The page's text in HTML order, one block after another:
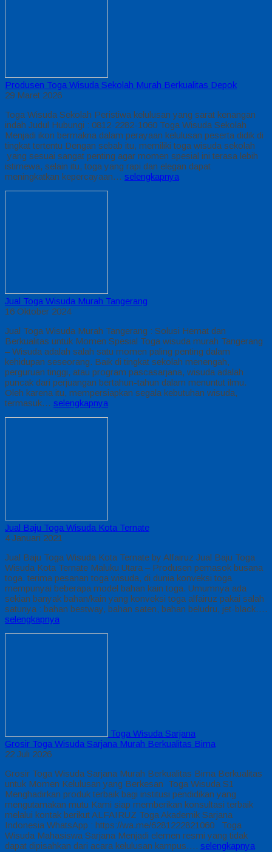
Produsen Toga Wisuda Sekolah Murah Berkualitas Depok
29 Maret 2026
Toga Wisuda Sekolah Peristiwa kelulusan yang sarat kenangan
indah Judul Hubungi : 0812-2282-1060 Toga Wisuda Sekolah
Menjadi ikon bermakna dalam perayaan kelulusan peserta didik di
tingkat tertentu Dengan sebab itu, memiliki toga wisuda sekolah
yang sesuai sangat penting agar momen spesial ini terasa lebih
istimewa, selain itu, toga yang rapi dan elegan dapat
meningkatkan kepercayaan… selengkapnya
Jual Toga Wisuda Murah Tangerang
16 Oktober 2024
Jual Toga Wisuda Murah Tangerang : Solusi Hemat dan
Berkualitas untuk Momen Spesial Toga wisuda murah Tangerang
– Wisuda adalah salah satu momen paling penting dalam
kehidupan seseorang. Baik di tingkat sekolah menengah,
perguruan tinggi, atau program pascasarjana, wisuda adalah
puncak dari perjuangan bertahun-tahun dalam menuntut ilmu.
Oleh karena itu, mempersiapkan segala kebutuhan wisuda,
termasuk… selengkapnya
Jual Baju Toga Wisuda Kota Ternate
4 Januari 2021
Jual Baju Toga Wisuda Kota Ternate by Alfairuz Jual Baju Toga
Wisuda Kota Ternate Maluku Utara – Produsen pemasok busana
toga. terima pesanan toga wisuda, di dunia konveksi toga
mempunyai beberapa model bahan kain toga. Umumnya ada
sekian banyak bahan/kain yang konveksi toga alfairuz pakai salah
satunya : bahan bestway, bahan saten, bahan beludru, jet-black….
selengkapnya
Toga Wisuda Sarjana
Grosir Toga Wisuda Sarjana Murah Berkualitas Bima
22 Juli 2026
Grosir Toga Wisuda Sarjana Murah Berkualitas Bima Berkualitas
untuk Momen Kelulusan yang Berkesan Toga Wisuda S1
Menghadirkan produk terbaik bagi institusi pendidikan yang
mengutamakan mutu Kami siap memberikan konsultasi terbaik
melalui kontak berikut ALFAIRUZ Toga Akademik Sarjana
Indonesia WhatsApp : https://wa.me/6281222821060 Toga
Wisuda Mahasiswa Sarjana Menjadi elemen resmi yang tidak
dapat dipisahkan dari acara kelulusan kampus…. selengkapnya